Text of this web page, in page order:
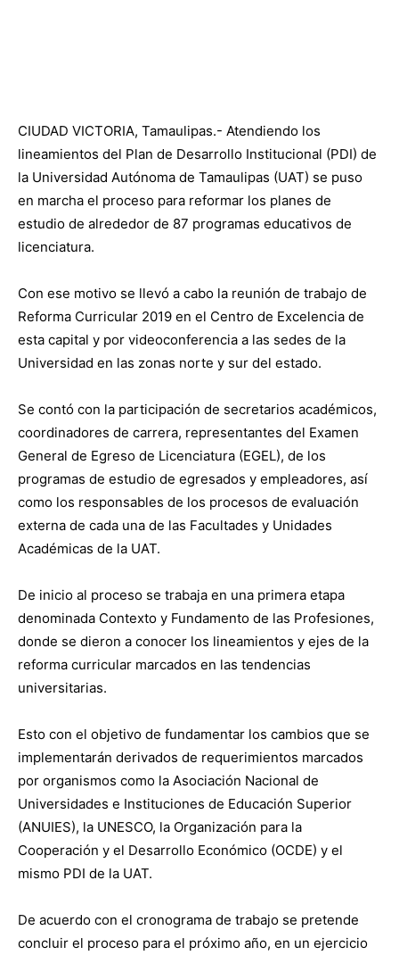
CIUDAD VICTORIA, Tamaulipas.- Atendiendo los
lineamientos del Plan de Desarrollo Institucional (PDI) de
la Universidad Autónoma de Tamaulipas (UAT) se puso
en marcha el proceso para reformar los planes de
estudio de alrededor de 87 programas educativos de
licenciatura.
Con ese motivo se llevó a cabo la reunión de trabajo de
Reforma Curricular 2019 en el Centro de Excelencia de
esta capital y por videoconferencia a las sedes de la
Universidad en las zonas norte y sur del estado.
Se contó con la participación de secretarios académicos,
coordinadores de carrera, representantes del Examen
General de Egreso de Licenciatura (EGEL), de los
programas de estudio de egresados y empleadores, así
como los responsables de los procesos de evaluación
externa de cada una de las Facultades y Unidades
Académicas de la UAT.
De inicio al proceso se trabaja en una primera etapa
denominada Contexto y Fundamento de las Profesiones,
donde se dieron a conocer los lineamientos y ejes de la
reforma curricular marcados en las tendencias
universitarias.
Esto con el objetivo de fundamentar los cambios que se
implementarán derivados de requerimientos marcados
por organismos como la Asociación Nacional de
Universidades e Instituciones de Educación Superior
(ANUIES), la UNESCO, la Organización para la
Cooperación y el Desarrollo Económico (OCDE) y el
mismo PDI de la UAT.
De acuerdo con el cronograma de trabajo se pretende
concluir el proceso para el próximo año, en un ejercicio